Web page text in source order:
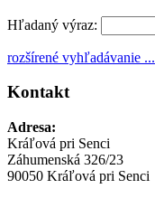
Hľadaný výraz:
rozšírené vyhľadávanie ...
Kontakt
Adresa:
Kráľová pri Senci
Záhumenská 326/23
90050 Kráľová pri Senci